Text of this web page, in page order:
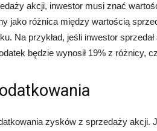
akcji, inwestor musi znać
jako różnica między wartością
Na przykład, jeśli inwestor
będzie wynosił 19% z różnicy,
zysków z sprzedaży akcji.